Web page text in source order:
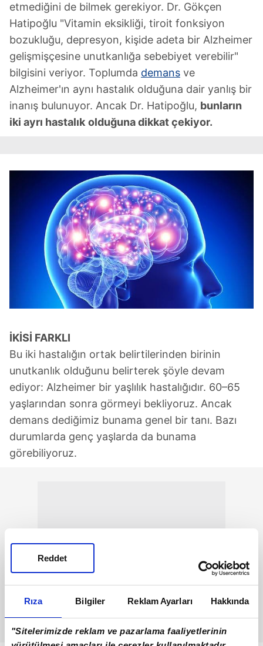
Rıza Bilgiler Reklam Ayarları Hakkında
"Sitelerimizde reklam ve pazarlama faaliyetlerinin
Reddet
etmediğini de bilmek gerekiyor. Dr. Gökçen
Hatipoğlu "Vitamin eksikliği, tiroit fonksiyon
bozukluğu, depresyon, kişide adeta bir Alzheimer
gelişmişçesine unutkanlığa sebebiyet verebilir"
bilgisini veriyor. Toplumda demans ve
Alzheimer'ın aynı hastalık olduğuna dair yanlış bir
inanış bulunuyor. Ancak Dr. Hatipoğlu, bunların
iki ayrı hastalık olduğuna dikkat çekiyor.
İKİSİ FARKLI
Bu iki hastalığın ortak belirtilerinden birinin
unutkanlık olduğunu belirterek şöyle devam
ediyor: Alzheimer bir yaşlılık hastalığıdır. 60–65
yaşlarından sonra görmeyi bekliyoruz. Ancak
demans dediğimiz bunama genel bir tanı. Bazı
durumlarda genç yaşlarda da bunama
görebiliyoruz.